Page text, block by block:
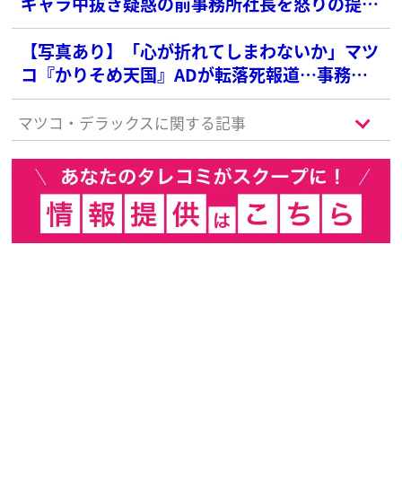
へ！損害賠償額は約10億円に
【写真あり】「心が折れてしまわないか」マツ
コ『かりそめ天国』ADが転落死報道…事務所
社長が中抜き疑惑、遠野なぎこさん事故死、続
く心労に募る心配の声
マツコ・デラックスに関する記事